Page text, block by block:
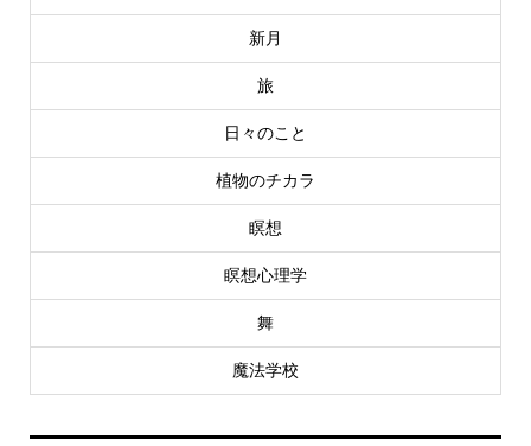
新月
旅
日々のこと
植物のチカラ
瞑想
瞑想心理学
舞
魔法学校